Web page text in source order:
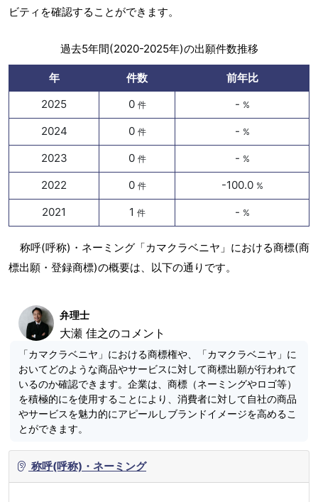
ビティを確認することができます。
過去5年間(2020-2025年)の出願件数推移
年 件数
前年比
2025
0 件 - %
2024 0 件 - %
2023 0 件 - %
2022 0 件 -100.0 %
2021 1 件 - %
称呼(呼称)・ネーミング「カマクラベニヤ」における商標(商
標出願・登録商標)の概要は、以下の通りです。
弁理士
大瀬 佳之のコメント
「カマクラベニヤ」における商標権や、「カマクラベニヤ」に
おいてどのような商品やサービスに対して商標出願が行われて
いるのか確認できます。企業は、商標（ネーミングやロゴ等）
を積極的にを使用することにより、消費者に対して自社の商品
やサービスを魅力的にアピールしブランドイメージを高めるこ
とができます。
称呼(呼称)・ネーミング